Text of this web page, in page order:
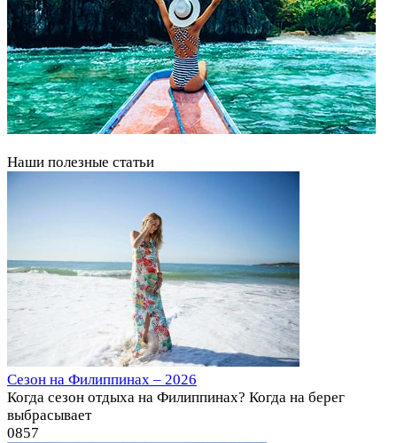
Наши полезные статьи
Сезон на Филиппинах – 2026
Когда сезон отдыха на Филиппинах? Когда на берег
выбрасывает
0857